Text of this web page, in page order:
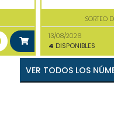
SORTEO
13/08/2026
4 DISPONIBLES
VER